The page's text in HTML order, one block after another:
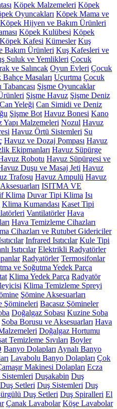
Köpek Malzemeleri Köpek
Oyuncakları Köpek Mama ve
Köpek Hijyen ve Bakım Ürünleri
Köpek Kulübesi Köpek
Köpek Kafesi Kümesler Kuş
Bakım Ürünleri Kuş Kafesleri ve
Suluk ve Yemlikleri Çocuk
ve Salıncak Oyun Evleri Çocuk
Masaları Uçurtma Çocuk
Tabancası Şişme Oyuncaklar
Şişme Havuz Şişme Deniz
Can Yeleği Can Simidi ve Deniz
Şişme Bot Havuz Bonesi Kano
Yapı Malzemeleri Nozul Havuz
Havuz Örtü Sistemleri Su
Havuz ve Dozaj Pompası Havuz
Ekipmanları Havuz Süpürge
Robotu Havuz Süpürgesi ve
Duşu ve Masaj Jeti Havuz
Trafosu Havuz Ampulü Havuz
ISITMA VE
Klima Duvar Tipi Klima Isı
Klima Kumandası Kaset Tipi
Vantilatörler Hava
Hava Temizleme Cihazları
Cihazları ve Rutubet Gidericiler
Infrared Isıtıcılar Kule Tipi
Isıtıcılar Elektrikli Radyatörler
Radyatörler Termosifonlar
ve Soğutma Yedek Parça
Klima Yedek Parça Radyatör
Klima Temizleme Spreyi
Şömine Aksesuarları
Şömineleri Bacasız Şömineler
Doğalgaz Sobası Kuzine Soba
Soba Borusu ve Aksesuarları Hava
Doğalgaz Hortumu
Temizleme Sıvıları Boyler
Banyo Dolapları Aynalı Banyo
Lavabolu Banyo Dolapları Çok
Makinesi Dolapları Ecza
Duşakabin Duş
Duş Setleri Duş Sistemleri Duş
Duş Setleri Duş Spiralleri El
Çanak Lavabolar Köşe Lavabolar